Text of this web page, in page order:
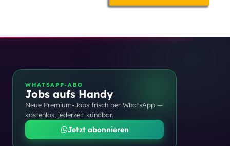
WHATSAPP-ABO
Jobs aufs Handy
Neue Premium-Jobs frisch per WhatsApp —
kostenlos, jederzeit kündbar.
Jetzt abonnieren